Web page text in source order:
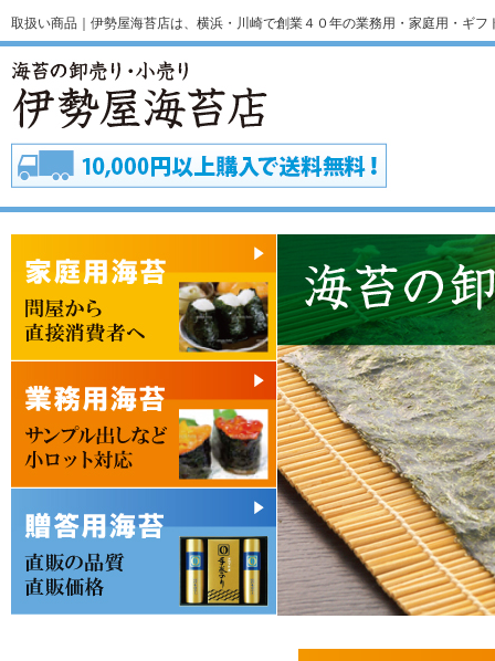
取扱い商品｜伊勢屋海苔店は、横浜・川崎で創業４０年の業務用・家庭用・ギ